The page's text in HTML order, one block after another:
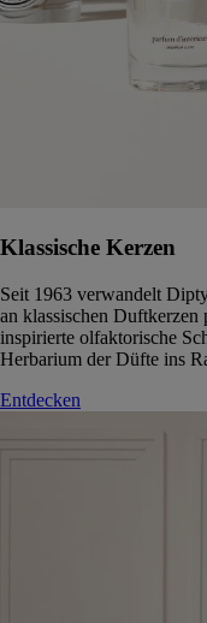
Klassische Kerzen
Seit 1963 verwandelt
an klassischen
inspirierte olfaktorische
Herbarium der Düfte ins
Entdecken